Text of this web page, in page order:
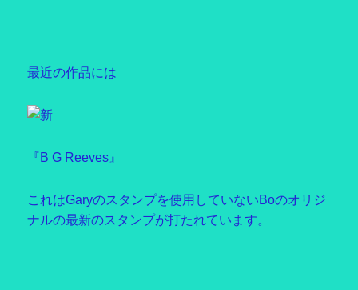
最近の作品には
『B G Reeves』
これはGaryのスタンプを使用していないBoのオリジ
ナルの最新のスタンプが打たれています。